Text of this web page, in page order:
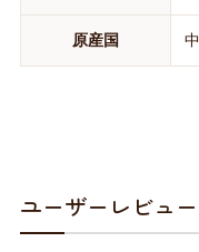
原産国
ユーザーレビュー